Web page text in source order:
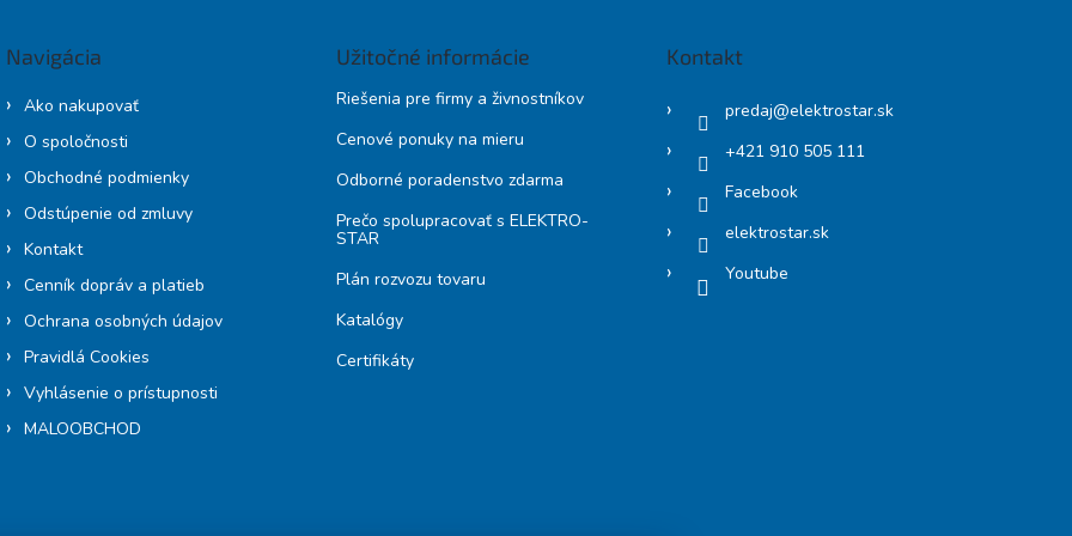
Navigácia
Ako nakupovať
O spoločnosti
Obchodné podmienky
Odstúpenie od zmluvy
Kontakt
Cenník dopráv a platieb
Ochrana osobných údajov
Pravidlá Cookies
Vyhlásenie o prístupnosti
MALOOBCHOD
Užitočné informácie
Riešenia pre firmy a živnostníkov
Cenové ponuky na mieru
Odborné poradenstvo zdarma
Prečo spolupracovať s ELEKTRO-
STAR
Plán rozvozu tovaru
Katalógy
Certifikáty
Kontakt
predaj@elektrostar.sk
+421 910 505 111
Facebook
elektrostar.sk
Youtube